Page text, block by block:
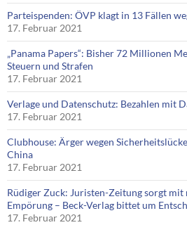
Parteispenden: ÖVP klagt in 13 Fällen
17. Februar 2021
„Panama Papers“: Bisher 72 Millionen
Steuern und Strafen
17. Februar 2021
Verlage und Datenschutz: Bezahlen mit
17. Februar 2021
Clubhouse: Ärger wegen
China
17. Februar 2021
Rüdiger Zuck: Juristen-Zeitung sorgt
Empörung – Beck-Verlag bittet um
17. Februar 2021